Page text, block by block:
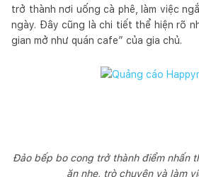
trở thành nơi uống cà phê, làm việc
ngày. Đây cũng là chi tiết thể hiện rõ
gian mở như quán cafe” của gia chủ.
Đảo bếp bo cong trở thành điểm nhấn
ăn nhẹ, trò chuyện và làm